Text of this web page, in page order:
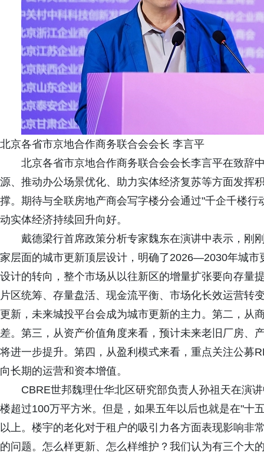
北京各省市京地合作商务联合会会长 李言平
北京各省市京地合作商务联合会会长李言平在致辞
源、推动办公场景优化、助力实体经济复苏等方面发挥
撑。期待与全联房地产商会写字楼分会通过"千企千楼
动实体经济持续回升向好。
戴德梁行首席政策分析专家魏东在演讲中表示，刚
家层面的城市更新顶层设计，明确了2026—2030年城
设计的转向，整个市场从以往新区的增量扩张要向存量
片区统筹、存量盘活、现金流平衡、市场化长效运营转
更新，未来城投平台会成为城市更新的主力。第二，从
差。第三，从资产价值角度来看，预计未来老旧厂房、
将进一步提升。第四，从盈利模式来看，重点关注公募
向长期的运营和资本增值。
CBRE世邦魏理仕华北区研究部负责人孙祖天在演
楼超过100万平方米。但是，如果五年以后也就是在"十
以上。楼宇的老化对于租户的吸引力各方面表现影响非
的问题。怎么样更新、怎么样维护？我们认为有三个大